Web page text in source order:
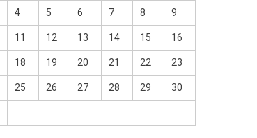
4 5 6 7 8 9
11 12 13 14 15 16
18 19 20 21 22 23
25 26 27 28 29 30